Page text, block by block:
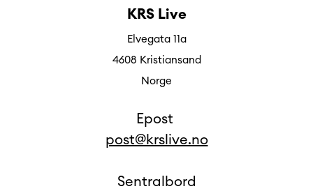
KRS Live
Elvegata 11a
4608 Kristiansand
Norge
Epost
post@krslive.no
Sentralbord